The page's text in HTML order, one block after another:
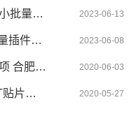
2023-06-13
合肥贴片服务_插件加工最实惠_小批量SMT贴片
2023-06-08
合肥贴片电路板加工服务，小批量插件加工首选
2020-06-03
SMT贴片加工优点及操作注意事项 合肥贴片加工厂
2020-05-27
SMT锡膏印刷机的保养 合肥SMT贴片厂家